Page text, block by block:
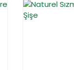
YENİ